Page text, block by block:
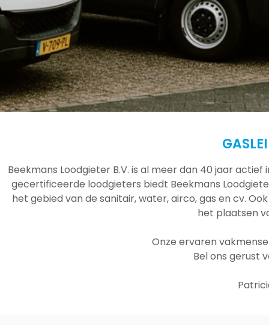
Beekmans Loodgieter B.V. is al meer dan 40 jaar
gecertificeerde loodgieters biedt Beekmans
het gebied van de sanitair, water, airco, gas en cv.
het plaatsen
Onze ervaren
Bel ons gerust